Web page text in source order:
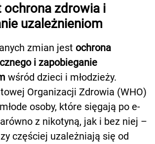
ochrona zdrowia i
uzależnieniom
zmian jest ochrona
i zapobieganie
wśród dzieci i młodzieży.
Organizacji Zdrowia (WHO)
osoby, które sięgają po e-
z nikotyną, jak i bez niej –
częściej uzależniają się od